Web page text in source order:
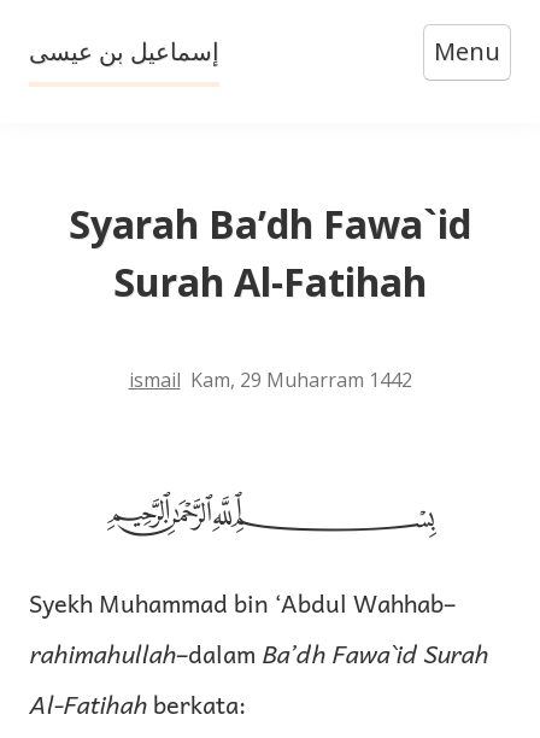
content
إسماعيل بن عيسى Menu
Syarah Ba’dh Fawa`id
Surah Al-Fatihah
ismail Kam, 29 Muharram 1442
﷽
Syekh Muhammad bin ‘Abdul Wahhab–
rahimahullah–dalam Ba’dh Fawa`id Surah
Al-Fatihahberkata: